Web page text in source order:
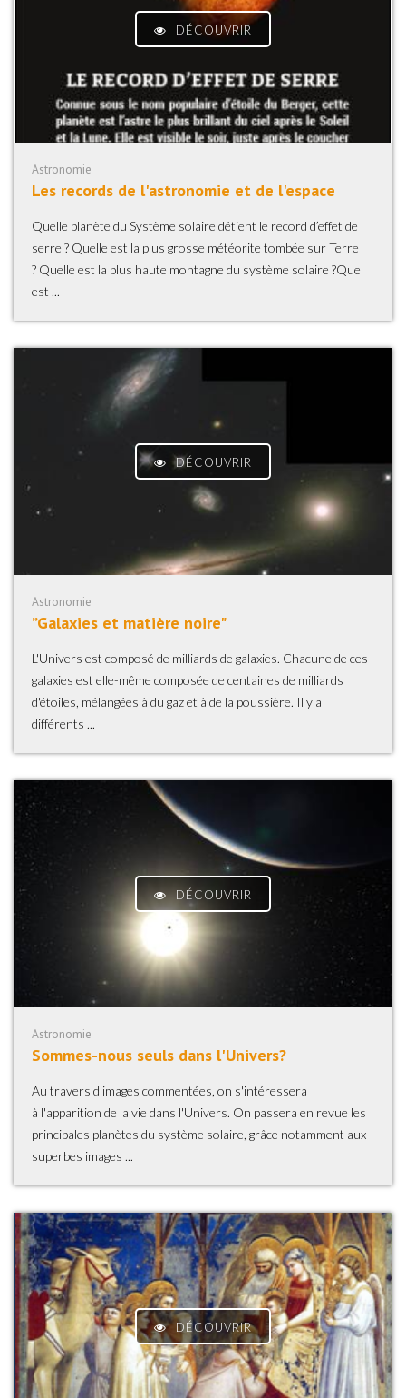
DÉCOUVRIR
Astronomie
Les records de l'astronomie et de l'espace
Quelle planète du Système solaire détient le record d’effet de
serre ? Quelle est la plus grosse météorite tombée sur Terre
? Quelle est la plus haute montagne du système solaire ?Quel
est ...
DÉCOUVRIR
Astronomie
”Galaxies et matière noire"
L'Univers est composé de milliards de galaxies. Chacune de ces
galaxies est elle-même composée de centaines de milliards
d'étoiles, mélangées à du gaz et à de la poussière. Il y a
différents ...
DÉCOUVRIR
Astronomie
Sommes-nous seuls dans l'Univers?
Au travers d'images commentées, on s'intéressera
à l'apparition de la vie dans l'Univers. On passera en revue les
principales planètes du système solaire, grâce notamment aux
superbes images ...
DÉCOUVRIR